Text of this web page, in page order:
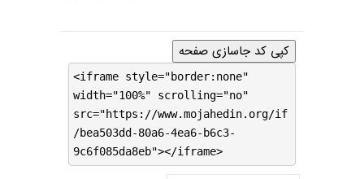
کپی کد جاسازی صفحه
<iframe style="border:none"
width="100%" scrolling="no"
src="https://www.mojahedin.org/if
/bea503dd-80a6-4ea6-b6c3-
9c6f085da8eb"></iframe>